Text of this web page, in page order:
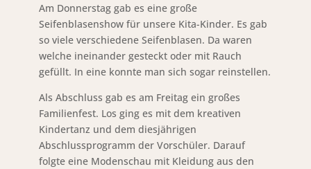
Am Donnerstag gab es eine große
Seifenblasenshow für unsere Kita-Kinder. Es gab
so viele verschiedene Seifenblasen. Da waren
welche ineinander gesteckt oder mit Rauch
gefüllt. In eine konnte man sich sogar reinstellen.
Als Abschluss gab es am Freitag ein großes
Familienfest. Los ging es mit dem kreativen
Kindertanz und dem diesjährigen
Abschlussprogramm der Vorschüler. Darauf
folgte eine Modenschau mit Kleidung aus den